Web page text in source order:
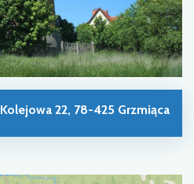
Kolejowa 22, 78-425 Grzmiąca